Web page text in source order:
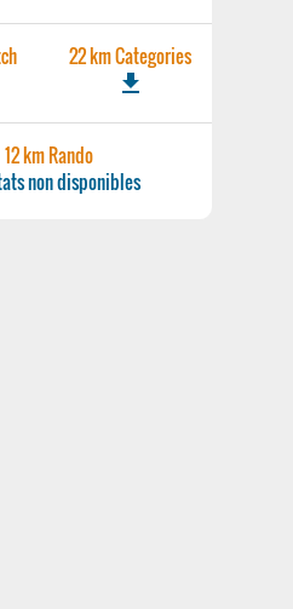
22 km Categories
file_download
12 km Rando
non disponibles